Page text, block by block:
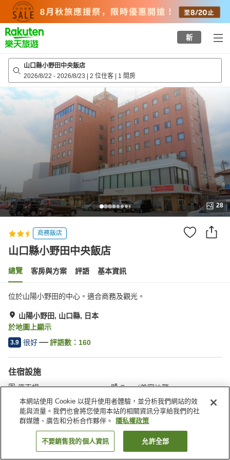
top
page
新
山口縣小野田中央飯店
2026/8/22 - 2026/8/23 | 2 位住客 | 1 間房
28
商務飯店
山口縣小野田中央飯店
總覽 客房與方案 評語 基本資訊
位於山陽小野田的中心。適合商務及觀光。
山陽小野田, 山口縣, 日本
於地圖上顯示
3.9 很好 評語數： 160
住宿設施
停車場
Spa／美容沙龍
餐廳
自動販賣機
首頁 日本 山口縣 山陽小野田 山口縣小野田中央飯店
找客房
本網站使用 Cookie 以提升使用者體驗，並分析我們網站的效
能與流量。我們也會將您使用本站的相關資訊分享給我們的社
群媒體、廣告和分析合作夥伴。
隱私權政策
不要銷售我的個人資訊 允許全部